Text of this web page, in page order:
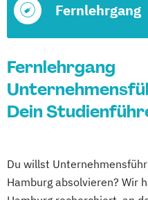
Fernlehrgang
Fernlehrgang
Dein
Du willst
Hamburg absolvieren? Wir